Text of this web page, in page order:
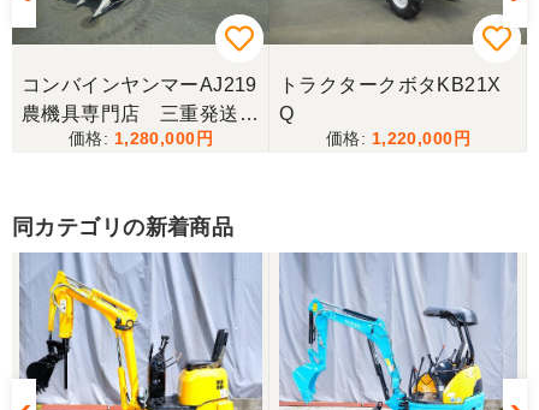
コンバインヤンマーAJ219
農機具専門店 三重発送整
備済み
1,280,000
トラクタークボタKB21X
Q
1,220,000
同カテゴリの新着商品